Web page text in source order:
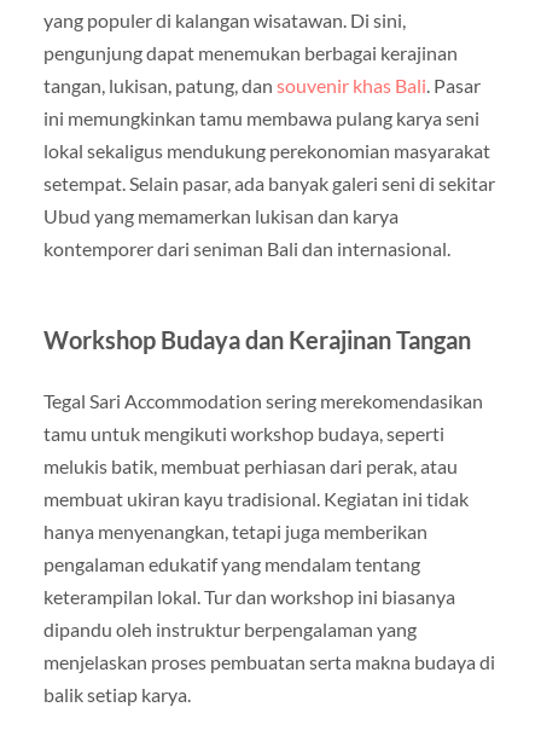
yang populer di kalangan wisatawan. Di sini,
pengunjung dapat menemukan berbagai kerajinan
tangan, lukisan, patung, dan souvenir khas Bali. Pasar
ini memungkinkan tamu membawa pulang karya seni
lokal sekaligus mendukung perekonomian masyarakat
setempat. Selain pasar, ada banyak galeri seni di sekitar
Ubud yang memamerkan lukisan dan karya
kontemporer dari seniman Bali dan internasional.
Workshop Budaya dan Kerajinan Tangan
Tegal Sari Accommodation sering merekomendasikan
tamu untuk mengikuti workshop budaya, seperti
melukis batik, membuat perhiasan dari perak, atau
membuat ukiran kayu tradisional. Kegiatan ini tidak
hanya menyenangkan, tetapi juga memberikan
pengalaman edukatif yang mendalam tentang
keterampilan lokal. Tur dan workshop ini biasanya
dipandu oleh instruktur berpengalaman yang
menjelaskan proses pembuatan serta makna budaya di
balik setiap karya.